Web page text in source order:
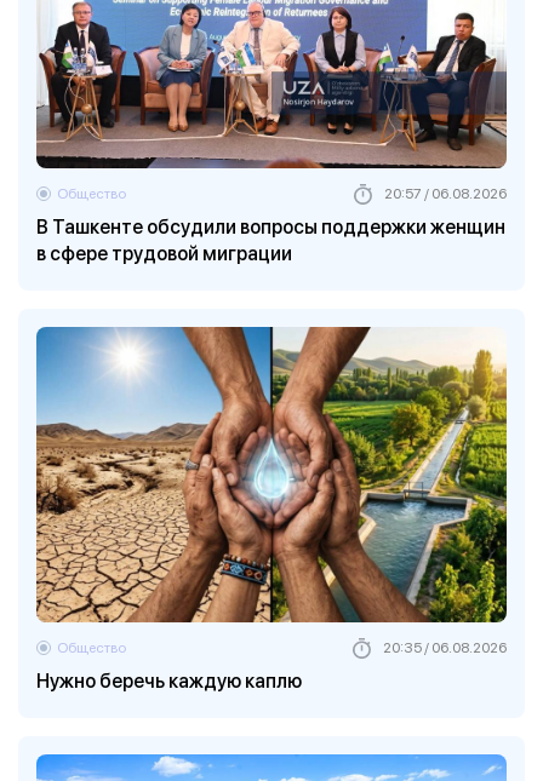
В Ташкенте обсудили вопросы поддержки женщин
в сфере трудовой миграции
Общество 20:57 / 06.08.2026
Нужно беречь каждую каплю
Общество 20:35 / 06.08.2026